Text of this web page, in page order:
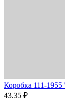
Коробка 111-
43.35 ₽